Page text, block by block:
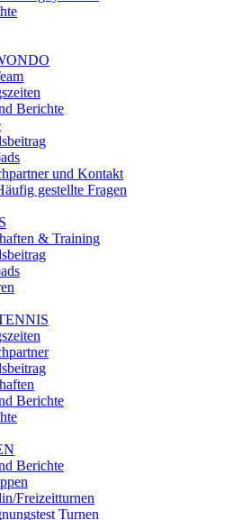
Berichte
und Kontakt
gestellte Fragen
& Training
Berichte
Berichte
Freizeitturnen
Turnen